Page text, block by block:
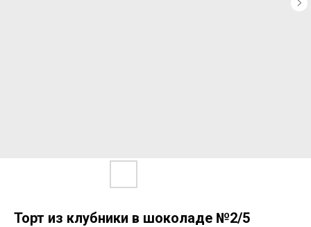
Торт из клубники в шоколаде №2/5